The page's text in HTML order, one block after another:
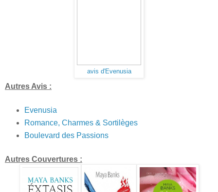
avis d'Evenusia
Autres Avis :
Evenusia
Romance, Charmes & Sortilèges
Boulevard des Passions
Autres Couvertures :